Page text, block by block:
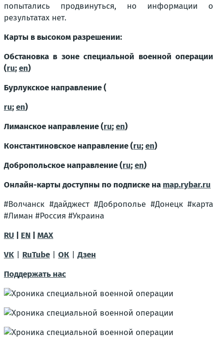
попытались продвинуться, но информации о
результатах нет.
Карты в высоком разрешении:
Обстановка в зоне специальной военной операции
(ru;en)
Бурлукское направление (
ru;en)
Лиманское направление (ru;en)
Константиновское направление (ru;en)
Добропольское направление (ru;en)
Онлайн-карты доступны по подписке на map.rybar.ru
#Волчанск #дайджест #Доброполье #Донецк #карта
#Лиман #Россия #Украина
RU | EN | MAX
VK | RuTube | ОК |Дзен
Поддержать нас